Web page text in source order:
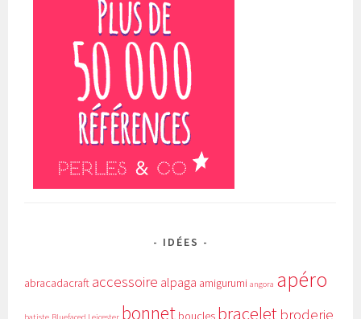
IDÉES
abracadacraft accessoire alpaga amigurumi angora apéro
bonnet boucles bracelet broderie